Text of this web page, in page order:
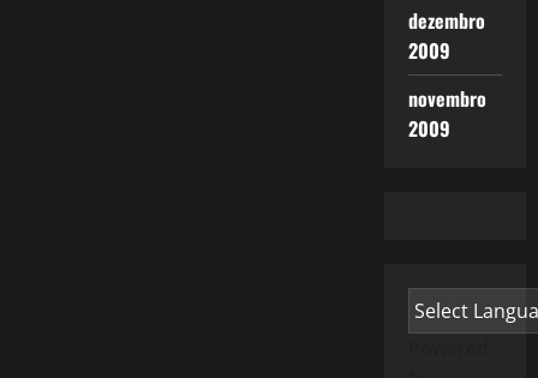
dezembro
2009
novembro
2009